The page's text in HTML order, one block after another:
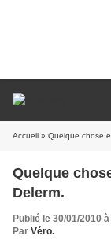
Accueil » Quelque chose
Quelque
Delerm.
Publié le 30/01/2010
Par Véro.